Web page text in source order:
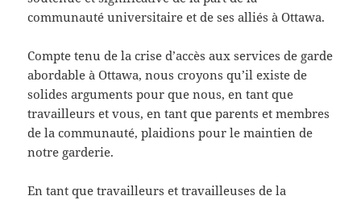
communauté universitaire et de ses alliés à Ottawa.
Compte tenu de la crise d’accès aux services de garde
abordable à Ottawa, nous croyons qu’il existe de
solides arguments pour que nous, en tant que
travailleurs et vous, en tant que parents et membres
de la communauté, plaidions pour le maintien de
notre garderie.
En tant que travailleurs et travailleuses de la